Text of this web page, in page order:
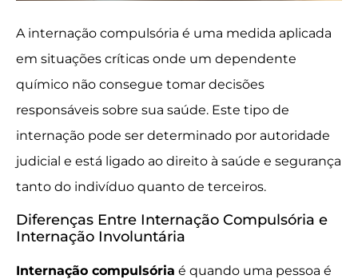
A internação compulsória é uma medida aplicada
em situações críticas onde um dependente
químico não consegue tomar decisões
responsáveis sobre sua saúde. Este tipo de
internação pode ser determinado por autoridade
judicial e está ligado ao direito à saúde e segurança
tanto do indivíduo quanto de terceiros.
Diferenças Entre Internação Compulsória e
Internação Involuntária
Internação compulsória é quando uma pessoa é